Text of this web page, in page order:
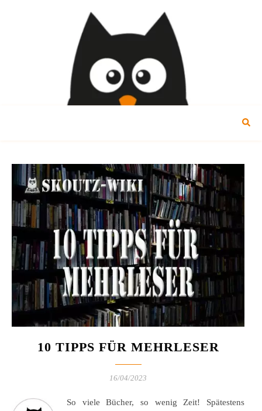
10 TIPPS FÜR MEHRLESER
16/04/2023
So viele Bücher, so wenig Zeit! Spätestens